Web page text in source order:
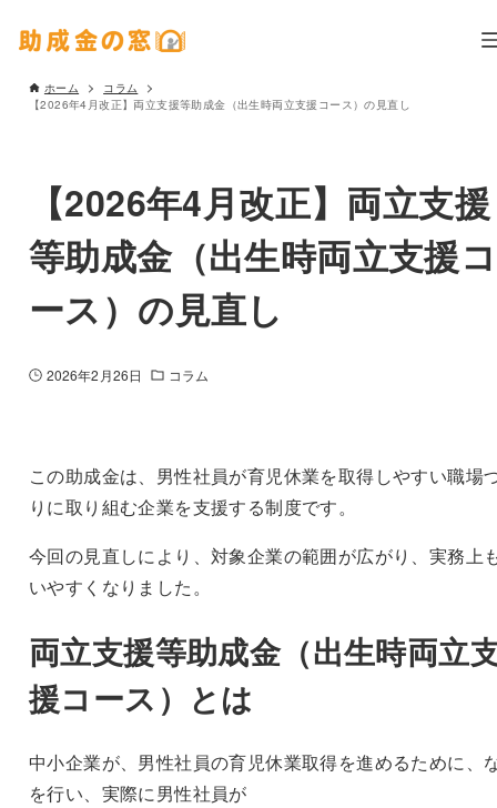
ホーム
コラム
【2026年4月改正】両立支援等助成金（出生時両立支援コース）の見直し
【2026年4月改正】両立支援
等助成金（出生時両立支援コ
ース）の見直し
2026年2月26日 コラム
この助成金は、男性社員が育児休業を取得しやすい職場
りに取り組む企業を支援する制度です。
今回の見直しにより、対象企業の範囲が広がり、実務上
いやすくなりました。
両立支援等助成金（出生時両立
援コース）とは
中小企業が、男性社員の育児休業取得を進めるために、
を行い、実際に男性社員が